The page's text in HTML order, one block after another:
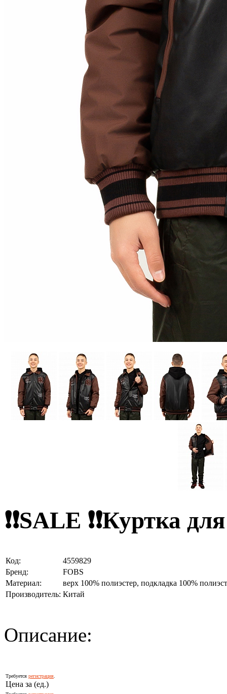
❗❗SALE ❗❗Куртка
Код:
4559829
Бренд:
FOBS
Материал:
верх 100% полиэстер, подкладка 100%
Производитель: Китай
Описание:
Требуется регистрация
Цена за (ед.)